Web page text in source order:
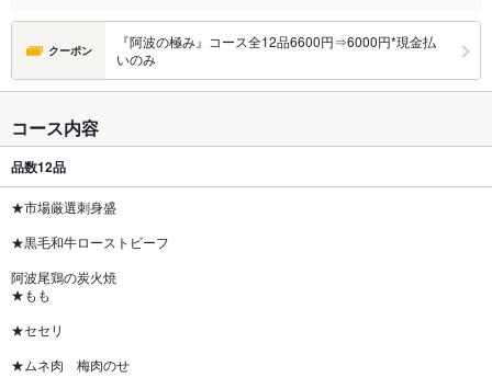
クーポン
『阿波の極み』コース全12品6600円⇒6000円*現金払
いのみ
コース内容
品数12品
★市場厳選刺身盛
★黒毛和牛ローストビーフ
阿波尾鶏の炭火焼
★もも
★セセリ
★ムネ肉 梅肉のせ